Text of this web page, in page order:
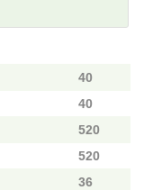
40
40
520
520
36